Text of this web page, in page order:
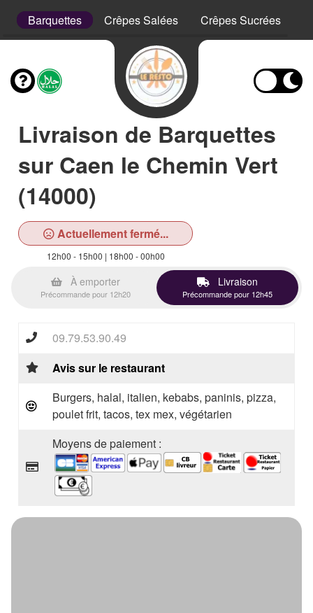
Barquettes Crêpes Salées Crêpes Sucrées
Livraison de Barquettes
sur Caen le Chemin Vert
(14000)
Actuellement fermé...
12h00 - 15h00 | 18h00 - 00h00
À emporter
Précommande pour 12h20
Livraison
Précommande pour 12h45
09.79.53.90.49
Avis sur le restaurant
Burgers, halal, italien, kebabs, paninis, pizza,
poulet frit, tacos, tex mex, végétarien
Moyens de paiement :